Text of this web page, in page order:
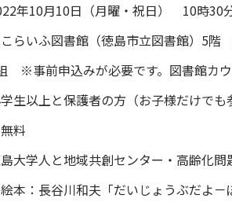
年10月10日（月曜・祝日） 10時30
らいふ図書館（徳島市立図書館）5階
※事前申込みが必要です。図書館カウ
生以上と保護者の方（お子様だけでも
料
大学人と地域共創センター・高齢化問
本：長谷川和夫「だいじょうぶだよ－